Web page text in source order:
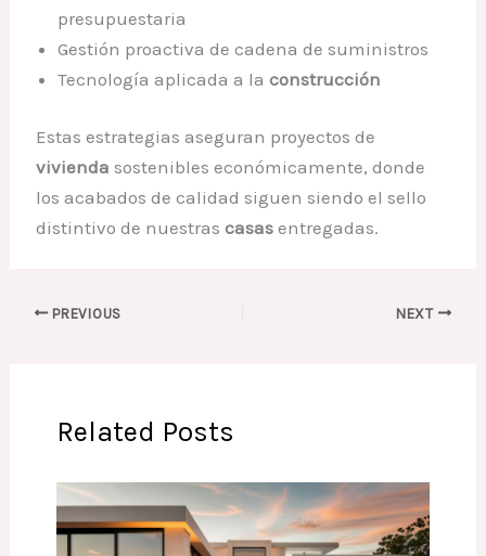
presupuestaria
Gestión proactiva de cadena de suministros
Tecnología aplicada a laconstrucción
Estas estrategias aseguran proyectos de
vivienda sostenibles económicamente, donde
los acabados de calidad siguen siendo el sello
distintivo de nuestrascasas entregadas.
PREVIOUS NEXT
Related Posts